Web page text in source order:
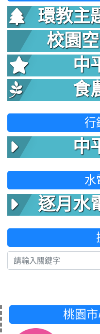
環教主
校園
中
食
行
中
水
逐月水
桃園